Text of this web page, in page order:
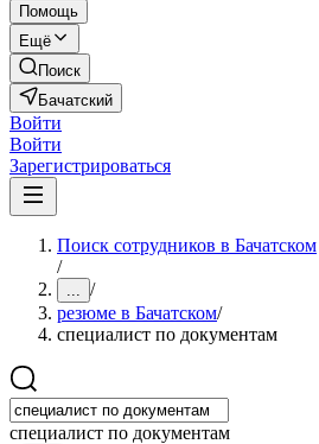
Помощь
Ещё
Поиск
Бачатский
Войти
Войти
Зарегистрироваться
Поиск сотрудников в Бачатском
/
... /
резюме в Бачатском/
специалист по документам
специалист по документам